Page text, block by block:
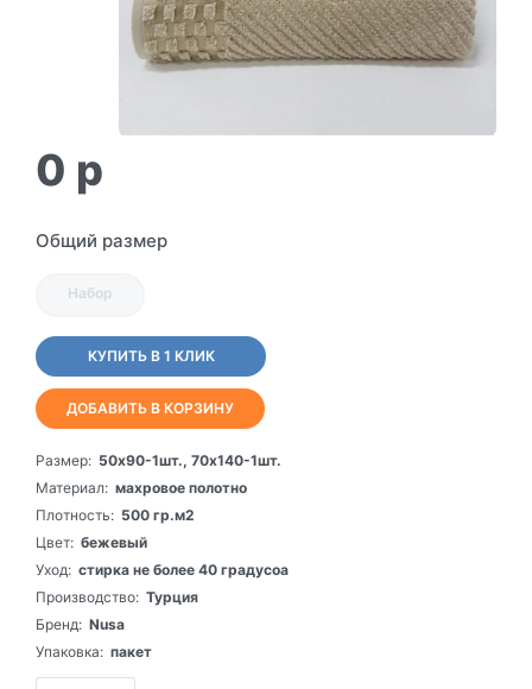
0 p
Общий размер
Набор
КУПИТЬ В 1 КЛИК
ДОБАВИТЬ В КОРЗИНУ
Размер: 50х90-1шт., 70х140-1шт.
Материал: махровое полотно
Плотность: 500 гр.м2
Цвет: бежевый
Уход: стирка не более 40 градусоа
Производство: Турция
Бренд: Nusa
Упаковка: пакет